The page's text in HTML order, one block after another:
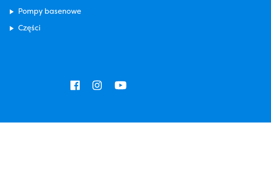
Pompy basenowe
Części